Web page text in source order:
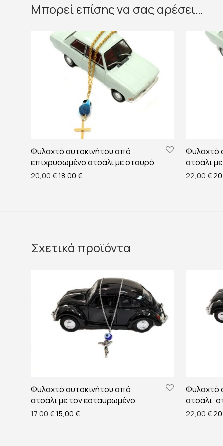
Μπορεί επίσης να σας αρέσει…
Φυλαχτό αυτοκινήτου από
επιχρυσωμένο ατσάλι με σταυρό
20,00€Original price was: 20,00 €.
18,00 €Η τρέχουσα τιμή είναι: 18,00 €.
Φυλαχτό
ατσάλι
22,00€
Σχετικά προϊόντα
Φυλαχτό αυτοκινήτου από
ατσάλι με τον εσταυρωμένο
17,00€Original price was: 17,00 €.
15,00 €Η τρέχουσα τιμή είναι: 15,00 €.
Φυλαχτό
ατσάλι,
22,00€